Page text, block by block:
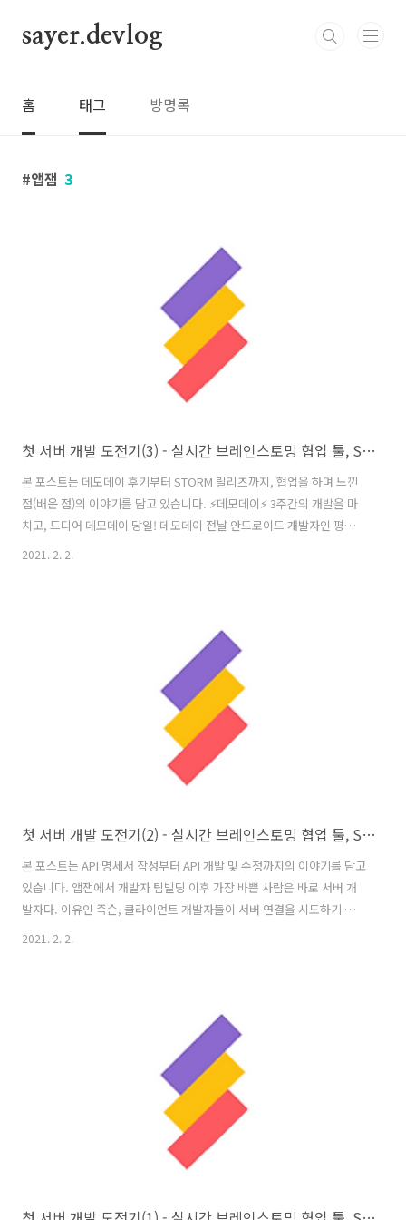
sayer.devlog
홈 태그 방명록
앱잼 3
첫 서버 개발 도전기(3) - 실시간 브레인스토밍 협업 툴, STORM
본 포스트는 데모데이 후기부터 STORM 릴리즈까지, 협업을 하며 느낀
점(배운 점)의 이야기를 담고 있습니다. ⚡데모데이⚡ 3주간의 개발을 마
치고, 드디어 데모데이 당일! 데모데이 전날 안드로이드 개발자인 평화오
빠와 밤을 새며 소켓 통신 테스트를 했던 기억이 난다. 아침에 먹었던 계
소를 대관해서 많은 외부인들에게 공개했던 것으로 알고 있는데, 이번에
는 코로나 때문에 많은 인원이 한 장소에 모일 수가 없어서 발표 장소에
팀별로 돌아가면서 모여서 멘토님들 앞에서 발표를 진행했다. 행사를 진
2021. 2. 2.
첫 서버 개발 도전기(2) - 실시간 브레인스토밍 협업 툴, STORM
본 포스트는 API 명세서 작성부터 API 개발 및 수정까지의 이야기를 담고
있습니다. 앱잼에서 개발자 팀빌딩 이후 가장 바쁜 사람은 바로 서버 개
발자다. 이유인 즉슨, 클라이언트 개발자들이 서버 연결을 시도하기 전
최대한 많이(정확히 말하자면 1차적으로 모두 끝내두고 수정 작업에 들
때 가장 바람직하다. 1. 서비스의 핵심 기능과 워크플로우를 확인한 후,
DB를 설계한다. 2. 클라이언트 개발자가 참고할 수 있도록 API 명세서를
빠르게 작성한다. 3. 작성한 API 명세서대로 API를 개발한다..
2021. 2. 2.